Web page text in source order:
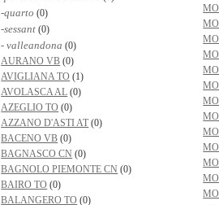
-quarto (0)
-sessant (0)
- valleandona (0)
AURANO VB (0)
AVIGLIANA TO (1)
AVOLASCA AL (0)
AZEGLIO TO (0)
AZZANO D'ASTI AT (0)
BACENO VB (0)
BAGNASCO CN (0)
BAGNOLO PIEMONTE CN (0)
BAIRO TO (0)
BALANGERO TO (0)